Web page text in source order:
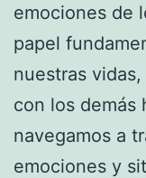
emociones de
papel
nuestras
con los demás
navegamos a
emociones y